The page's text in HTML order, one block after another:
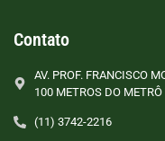
Contato
AV. PROF. FRANCISCO
100 METROS DO
(11) 3742-2216